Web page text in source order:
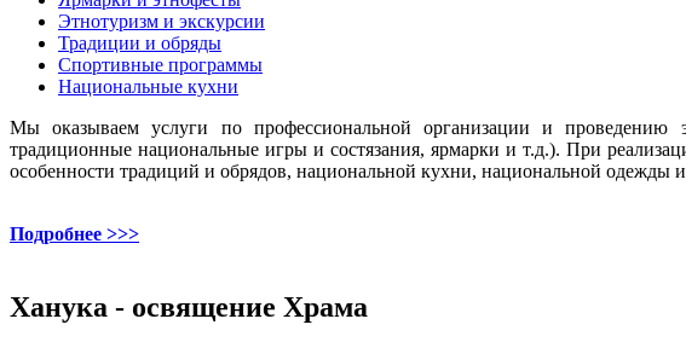
Этнотуризм и экскурсии
Традиции и обряды
Спортивные программы
Национальные кухни
Мы оказываем услуги по профессиональной организации и проведению
традиционные национальные игры и состязания, ярмарки и т.д.). При
особенности традиций и обрядов, национальной кухни, национальной одежды
Подробнее >>>
Ханука - освящение Храма